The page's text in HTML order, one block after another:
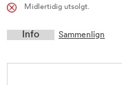
Midlertidig utsolgt.
Info Sammenlign